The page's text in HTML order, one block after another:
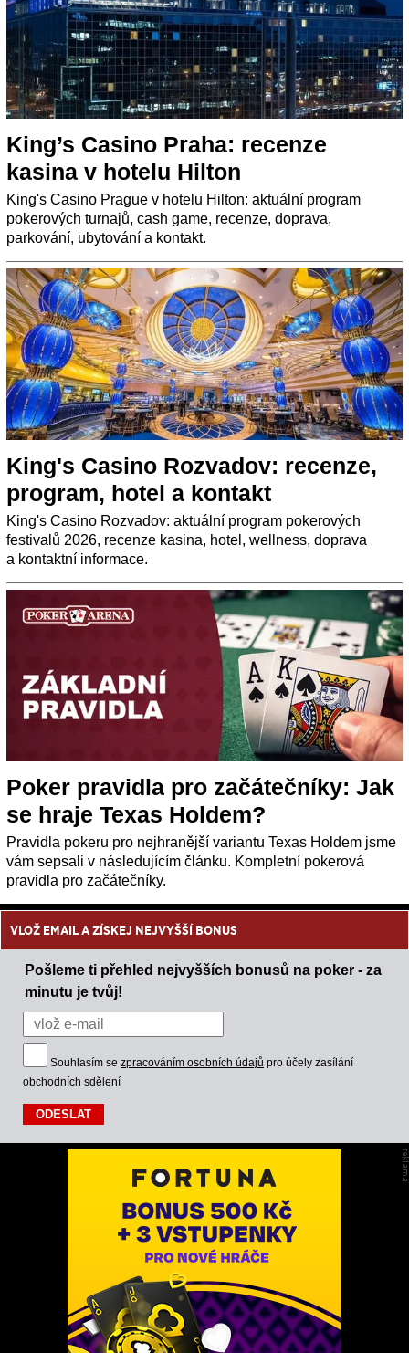
King’s Casino Praha: recenze
kasina v hotelu Hilton
King's Casino Prague v hotelu Hilton: aktuální program
pokerových turnajů, cash game, recenze, doprava,
parkování, ubytování a kontakt.
King's Casino Rozvadov: recenze,
program, hotel a kontakt
King's Casino Rozvadov: aktuální program pokerových
festivalů 2026, recenze kasina, hotel, wellness, doprava
a kontaktní informace.
Poker pravidla pro začátečníky: Jak
se hraje Texas Holdem?
Pravidla pokeru pro nejhranější variantu Texas Holdem jsme
vám sepsali v následujícím článku. Kompletní pokerová
pravidla pro začátečníky.
VLOŽ EMAIL A ZÍSKEJ NEJVYŠŠÍ BONUS
Pošleme ti přehled nejvyšších bonusů na poker - za
minutu je tvůj!
Souhlasím se zpracováním osobních údajů pro účely zasílání
obchodních sdělení